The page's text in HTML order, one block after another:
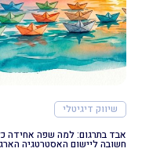
שיווק דיגיטלי
אבד בתרגום: למה שפה אחידה
חשובה ליישום האסטרטגיה